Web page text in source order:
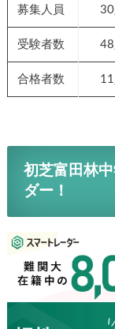
募集人員
受験者数 48
合格者数
初芝富田林
ダー！